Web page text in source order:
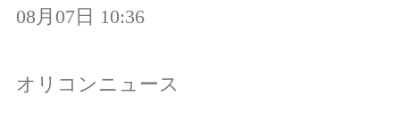
08月07日 10:36
オリコンニュース